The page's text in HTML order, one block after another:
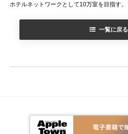
ホテルネットワークとして10万室を目指す。
一覧に戻る